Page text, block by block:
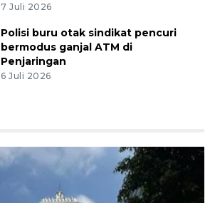
7 Juli 2026
Polisi buru otak sindikat pencuri
bermodus ganjal ATM di
Penjaringan
6 Juli 2026